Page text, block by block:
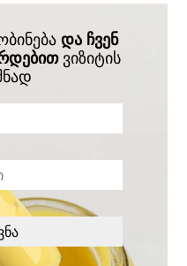
და ჩვენ
ვიზიტის